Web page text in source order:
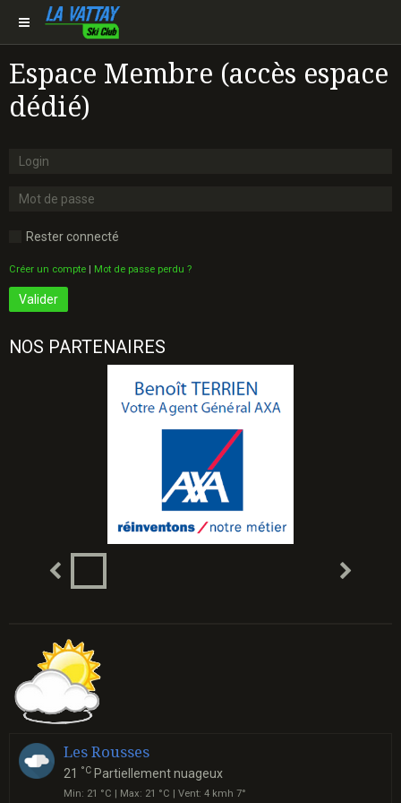
Espace Membre (accès espace
dédié)
Rester connecté
Créer un compte | Mot de passe perdu ?
Valider
NOS PARTENAIRES
Les Rousses
21 °C Partiellement nuageux
Min: 21 °C | Max: 21 °C | Vent: 4 kmh 7°